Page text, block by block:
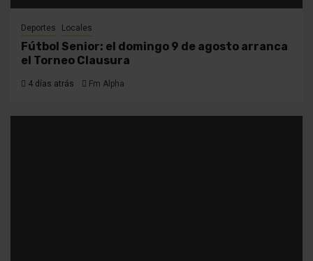
Deportes Locales
Fútbol Senior: el domingo 9 de agosto arranca
el Torneo Clausura
4 días atrás Fm Alpha